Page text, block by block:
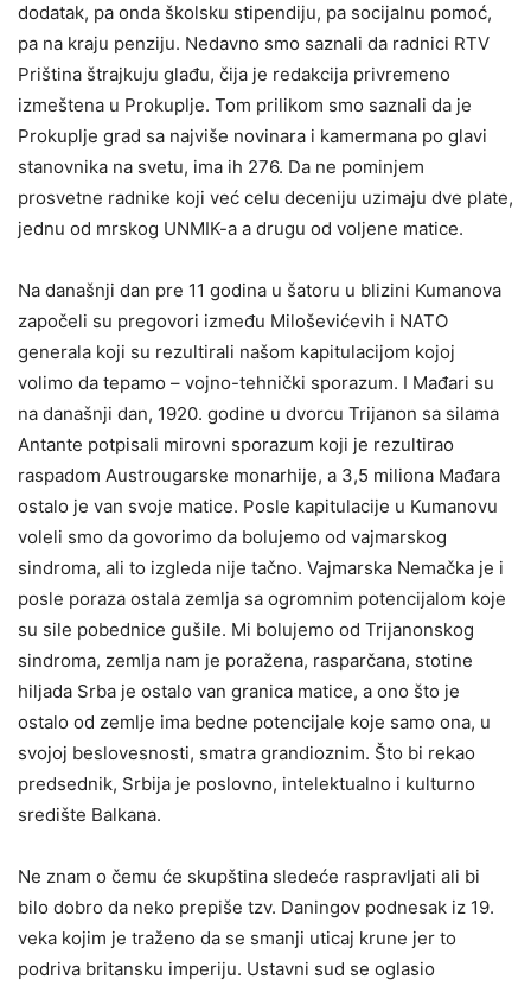
dodatak, pa onda školsku stipendiju, pa socijalnu pomoć,
pa na kraju penziju. Nedavno smo saznali da radnici RTV
Priština štrajkuju glađu, čija je redakcija privremeno
izmeštena u Prokuplje. Tom prilikom smo saznali da je
Prokuplje grad sa najviše novinara i kamermana po glavi
stanovnika na svetu, ima ih 276. Da ne pominjem
prosvetne radnike koji već celu deceniju uzimaju dve plate,
jednu od mrskog UNMIK-a a drugu od voljene matice.
Na današnji dan pre 11 godina u šatoru u blizini Kumanova
započeli su pregovori između Miloševićevih i NATO
generala koji su rezultirali našom kapitulacijom kojoj
volimo da tepamo – vojno-tehnički sporazum. I Mađari su
na današnji dan, 1920. godine u dvorcu Trijanon sa silama
Antante potpisali mirovni sporazum koji je rezultirao
raspadom Austrougarske monarhije, a 3,5 miliona Mađara
ostalo je van svoje matice. Posle kapitulacije u Kumanovu
voleli smo da govorimo da bolujemo od vajmarskog
sindroma, ali to izgleda nije tačno. Vajmarska Nemačka je i
posle poraza ostala zemlja sa ogromnim potencijalom koje
su sile pobednice gušile. Mi bolujemo od Trijanonskog
sindroma, zemlja nam je poražena, rasparčana, stotine
hiljada Srba je ostalo van granica matice, a ono što je
ostalo od zemlje ima bedne potencijale koje samo ona, u
svojoj beslovesnosti, smatra grandioznim. Što bi rekao
predsednik, Srbija je poslovno, intelektualno i kulturno
središte Balkana.
Ne znam o čemu će skupština sledeće raspravljati ali bi
bilo dobro da neko prepiše tzv. Daningov podnesak iz 19.
veka kojim je traženo da se smanji uticaj krune jer to
podriva britansku imperiju. Ustavni sud se oglasio